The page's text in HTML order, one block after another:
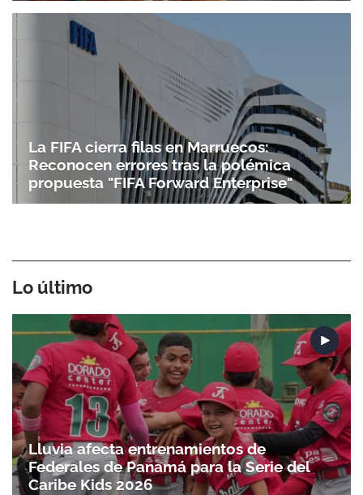
La FIFA cierra filas en Marruecos:
Reconocen errores tras la polémica
propuesta "FIFA Forward Enterprise"
Lo último
Lluvia afecta entrenamientos de
Federales de Panamá para la Serie del
Caribe Kids 2026